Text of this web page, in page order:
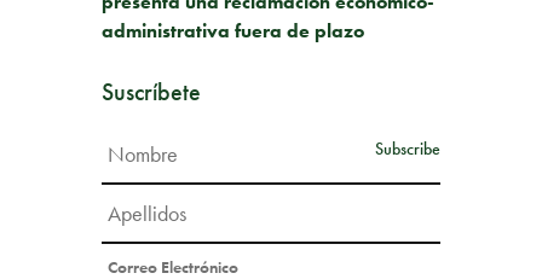
administrativa fuera de plazo
Suscríbete